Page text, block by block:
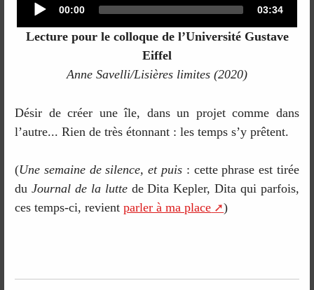
Audio
Player
Current
00:00
Total
03:34
Lecture pour le colloque de l’Université Gustave
Eiffel
Anne Savelli/Lisières limites (2020)
Désir de créer une île, dans un projet comme dans
l’autre... Rien de très étonnant : les temps s’y prêtent.
(Une semaine de silence, et puis : cette phrase est tirée
duJournal de la luttede Dita Kepler, Dita qui parfois,
ces temps-ci, revientparler à ma place )